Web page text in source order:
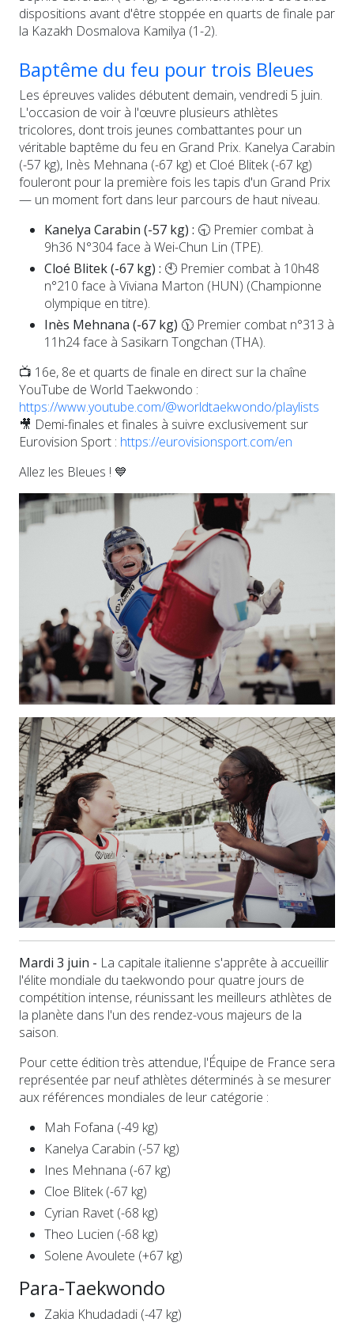
dispositions avant d'être stoppée en quarts de finale par
la Kazakh Dosmalova Kamilya (1-2).
Baptême du feu pour trois Bleues
Les épreuves valides débutent demain, vendredi 5 juin.
L'occasion de voir à l'œuvre plusieurs athlètes
tricolores, dont trois jeunes combattantes pour un
véritable baptême du feu en Grand Prix. Kanelya Carabin
(-57 kg), Inès Mehnana (-67 kg) et Cloé Blitek (-67 kg)
fouleront pour la première fois les tapis d'un Grand Prix
— un moment fort dans leur parcours de haut niveau.
Kanelya Carabin (-57 kg) : 🕤 Premier combat à
9h36 N°304 face à Wei-Chun Lin (TPE).
Cloé Blitek (-67 kg) : 🕙 Premier combat à 10h48
n°210 face à Viviana Marton (HUN) (Championne
olympique en titre).
Inès Mehnana (-67 kg) 🕦 Premier combat n°313 à
11h24 face à Sasikarn Tongchan (THA).
📺 16e, 8e et quarts de finale en direct sur la chaîne
YouTube de World Taekwondo :
https://www.youtube.com/@worldtaekwondo/playlists
🎥 Demi-finales et finales à suivre exclusivement sur
Eurovision Sport : https://eurovisionsport.com/en
Allez les Bleues ! 💙
Mardi 3 juin - La capitale italienne s'apprête à accueillir
l'élite mondiale du taekwondo pour quatre jours de
compétition intense, réunissant les meilleurs athlètes de
la planète dans l'un des rendez-vous majeurs de la
saison.
Pour cette édition très attendue, l'Équipe de France sera
représentée par neuf athlètes déterminés à se mesurer
aux références mondiales de leur catégorie :
Mah Fofana (-49 kg)
Kanelya Carabin (-57 kg)
Ines Mehnana (-67 kg)
Cloe Blitek (-67 kg)
Cyrian Ravet (-68 kg)
Theo Lucien (-68 kg)
Solene Avoulete (+67 kg)
Para-Taekwondo
Zakia Khudadadi (-47 kg)